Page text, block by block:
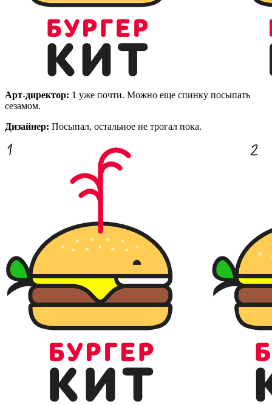
Арт-директор: 1 уже почти. Можно еще спинку посыпать
сезамом.
Дизайнер: Посыпал, остальное не трогал пока.